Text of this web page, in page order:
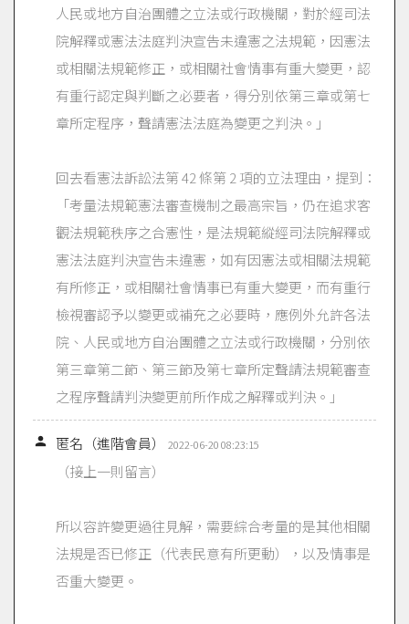
人民或地方自治團體之立法或行政機關，對於經司法
院解釋或憲法法庭判決宣告未違憲之法規範，因憲法
或相關法規範修正，或相關社會情事有重大變更，認
有重行認定與判斷之必要者，得分別依第三章或第七
章所定程序，聲請憲法法庭為變更之判決。」
回去看憲法訴訟法第 42 條第 2 項的立法理由，提到：
「考量法規範憲法審查機制之最高宗旨，仍在追求客
觀法規範秩序之合憲性，是法規範縱經司法院解釋或
憲法法庭判決宣告未違憲，如有因憲法或相關法規範
有所修正，或相關社會情事已有重大變更，而有重行
檢視審認予以變更或補充之必要時，應例外允許各法
院、人民或地方自治團體之立法或行政機關，分別依
第三章第二節、第三節及第七章所定聲請法規範審查
之程序聲請判決變更前所作成之解釋或判決。」
 匿名（進階會員） 2022-06-20 08:23:15
（接上一則留言）
所以容許變更過往見解，需要綜合考量的是其他相關
法規是否已修正（代表民意有所更動），以及情事是
否重大變更。